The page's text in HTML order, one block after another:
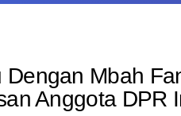
Mbah
Anggota DPR